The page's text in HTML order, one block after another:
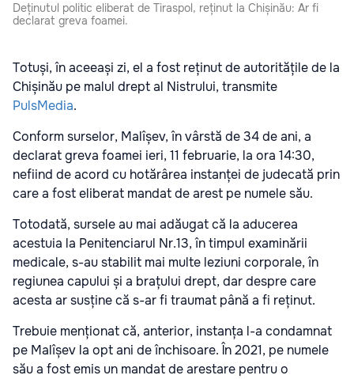
Deținutul politic eliberat de Tiraspol, reținut la Chișinău: Ar fi
declarat greva foamei.
Totuși, în aceeași zi, el a fost reținut de autoritățile de la
Chișinău pe malul drept al Nistrului, transmite
PulsMedia.
Conform surselor, Malîșev, în vârstă de 34 de ani, a
declarat greva foamei ieri, 11 februarie, la ora 14:30,
nefiind de acord cu hotărârea instanței de judecată prin
care a fost eliberat mandat de arest pe numele său.
Totodată, sursele au mai adăugat că la aducerea
acestuia la Penitenciarul Nr.13, în timpul examinării
medicale, s-au stabilit mai multe leziuni corporale, în
regiunea capului și a brațului drept, dar despre care
acesta ar susține că s-ar fi traumat până a fi reținut.
Trebuie menționat că, anterior, instanța l-a condamnat
pe Malîșev la opt ani de închisoare. În 2021, pe numele
său a fost emis un mandat de arestare pentru o